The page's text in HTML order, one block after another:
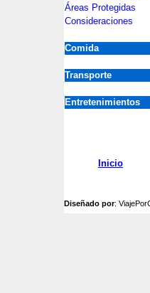
Áreas Protegidas
Consideraciones
Comida
Transporte
Entretenimientos
Inicio
Diseñado por: